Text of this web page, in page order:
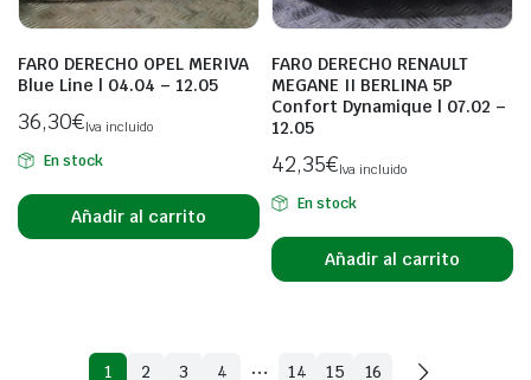
FARO DERECHO OPEL MERIVA
Blue Line | 04.04 – 12.05
36,30€Iva incluido
En stock
Añadir al carrito
FARO DERECHO RENAULT
MEGANE II BERLINA 5P
Confort Dynamique | 07.02 –
12.05
42,35€Iva incluido
En stock
Añadir al carrito
1 2 3 4 … 14 15 16